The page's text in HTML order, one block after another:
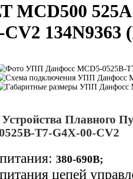
MCD500
134N9363
Плавного
T7-G4X-00-CV2
380-690В;
цепей